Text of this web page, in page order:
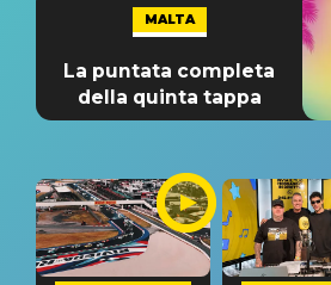
MALTA
La puntata completa
della quinta tappa